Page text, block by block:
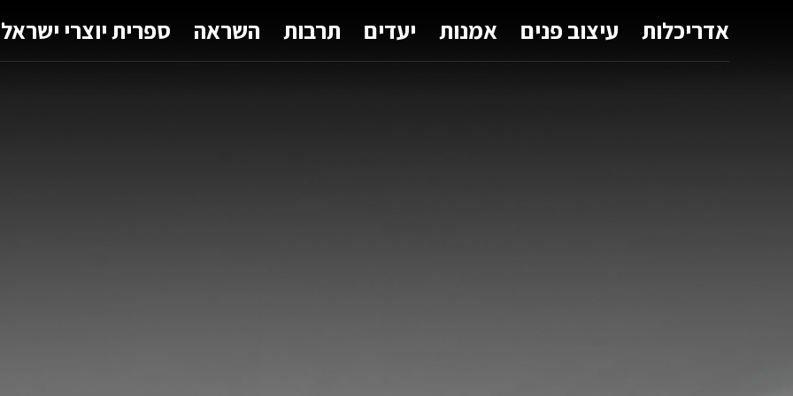
אדריכלות עיצוב פנים אמנות יעדים תרבות השראה ספרית יוצרי ישראל